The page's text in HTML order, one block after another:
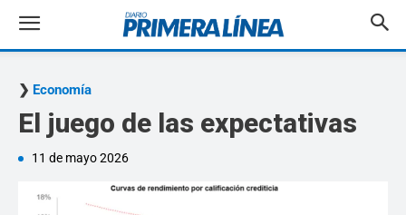
Economía
El juego de las expectativas
11 de mayo 2026